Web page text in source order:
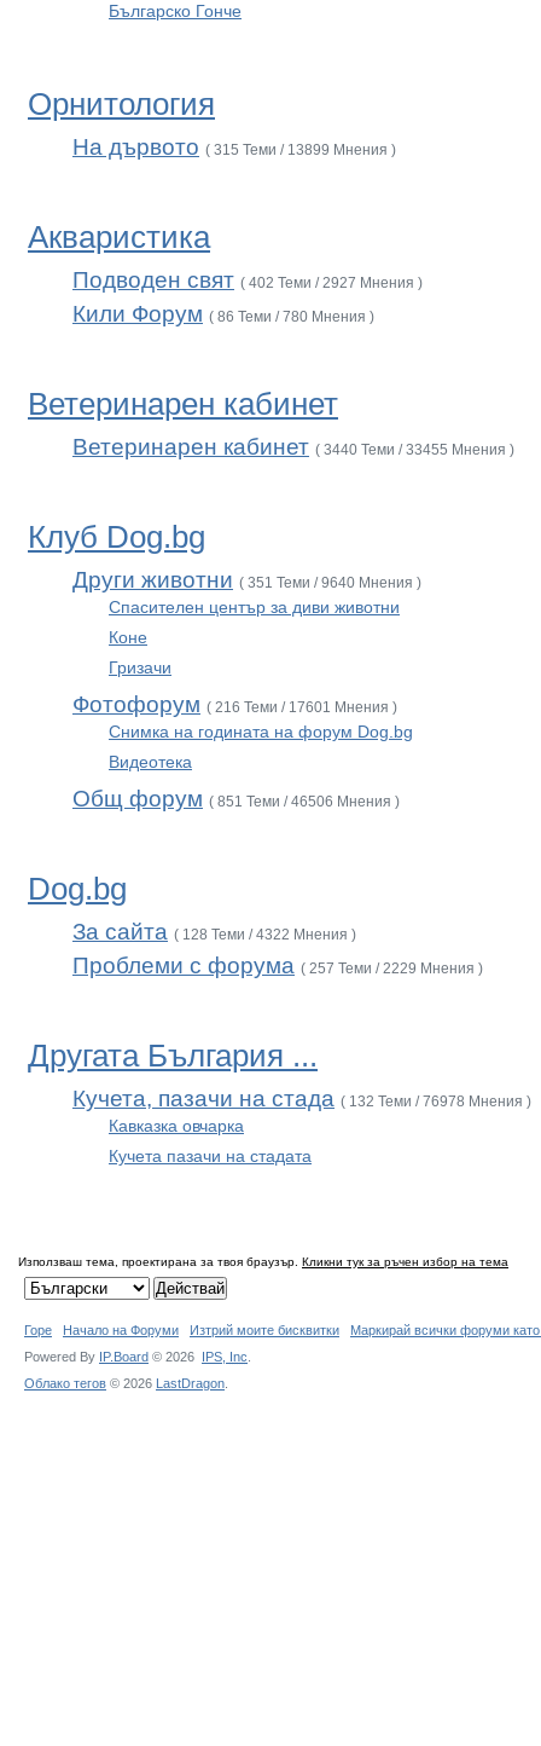
Българско Гонче
Орнитология
На дървото ( 315 Теми / 13899 Мнения )
Акваристика
Подводен свят ( 402 Теми / 2927 Мнения )
Кили Форум ( 86 Теми / 780 Мнения )
Ветеринарен кабинет
Ветеринарен кабинет ( 3440 Теми / 33455 Мнения )
Клуб Dog.bg
Други животни ( 351 Теми / 9640 Мнения )
Спасителен център за диви животни
Коне
Гризачи
Фотофорум ( 216 Теми / 17601 Мнения )
Снимка на годината на форум Dog.bg
Видеотека
Общ форум ( 851 Теми / 46506 Мнения )
Dog.bg
За сайта ( 128 Теми / 4322 Мнения )
Проблеми с форума ( 257 Теми / 2229 Мнения )
Другата България ...
Кучета, пазачи на стада ( 132 Теми / 76978 Мнения )
Кавказка овчарка
Кучета пазачи на стадата
Използваш тема, проектирана за твоя браузър. Кликни тук за ръчен избор на тема
Горе Начало на Форуми Изтрий моите бисквитки
Маркирай всички форуми
Powered By IP.Board © 2026 IPS, Inc
Облако тегов © 2026 LastDragon